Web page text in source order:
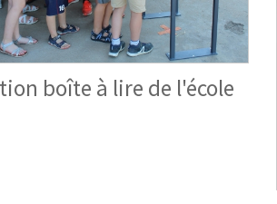
boîte à lire de l'école